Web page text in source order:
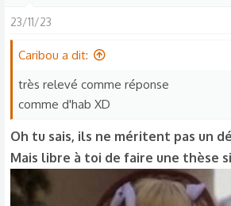
23/11/23
Caribou a dit:
très relevé comme réponse
comme d'hab XD
Oh tu sais, ils ne méritent pas un
Mais libre à toi de faire une thèse